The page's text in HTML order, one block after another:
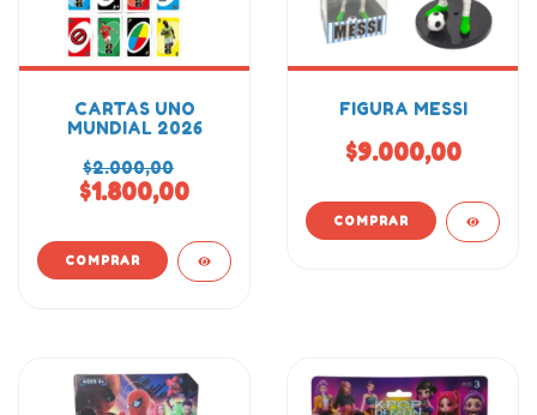
CARTAS UNO
MUNDIAL 2026
$2.000,00
$1.800,00
FIGURA MESSI
$9.000,00